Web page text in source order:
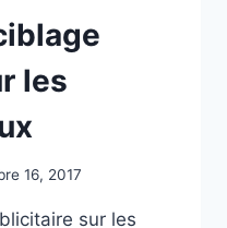
les
16, 2017
sur les